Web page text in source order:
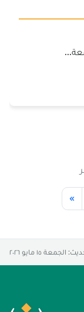
»
الجمعة ١٥ مايو ٢٠٢٦